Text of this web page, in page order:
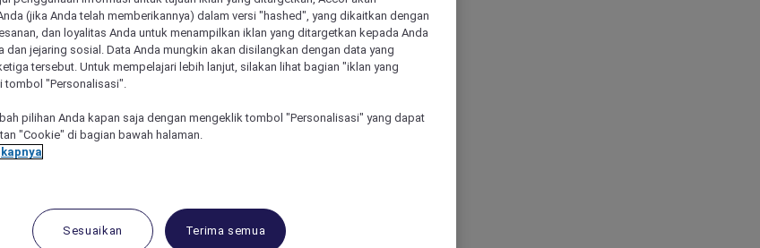
(jika Anda telah memberikannya) dalam versi "hashed", yang dikaitkan dengan
dan loyalitas Anda untuk menampilkan iklan yang ditargetkan kepada Anda
dan jejaring sosial. Data Anda mungkin akan disilangkan dengan data yang
tersebut. Untuk mempelajari lebih lanjut, silakan lihat bagian "iklan yang
tombol "Personalisasi".
pilihan Anda kapan saja dengan mengeklik tombol "Personalisasi" yang dapat
"Cookie" di bagian bawah halaman.
Sesuaikan Terima semua